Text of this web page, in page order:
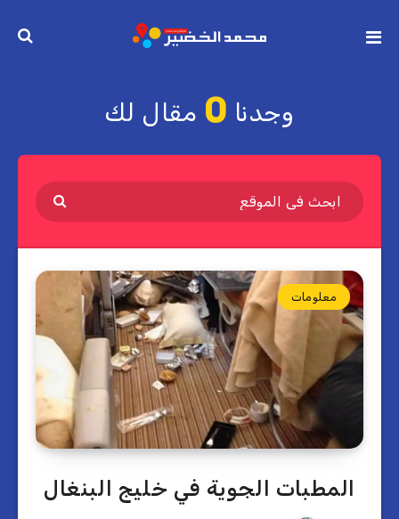
وجدنا 0 مقال لك
معلومات
المطبات الجوية في خليج البنغال